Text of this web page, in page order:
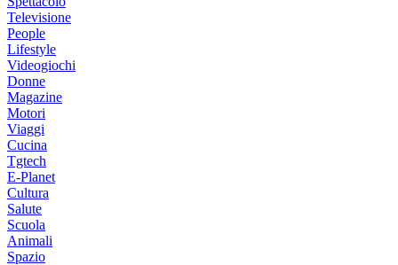
Televisione
People
Lifestyle
Videogiochi
Donne
Magazine
Motori
Viaggi
Cucina
Tgtech
E-Planet
Cultura
Salute
Scuola
Animali
Spazio